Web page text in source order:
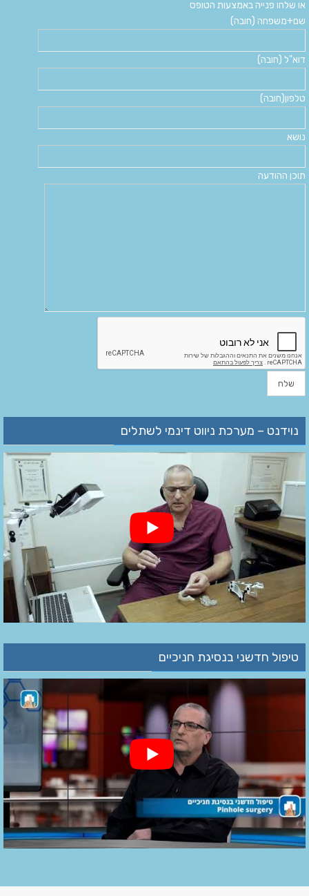
או שלחו פנייה באמצעות הטופס
שם+משפחה (חובה)
דוא"ל (חובה)
טלפון(חובה)
נושא
תוכן ההודעה
נוידנט – מערכת ניווט דינמי לשתלים
טיפול חדשני בנסיגת חניכיים